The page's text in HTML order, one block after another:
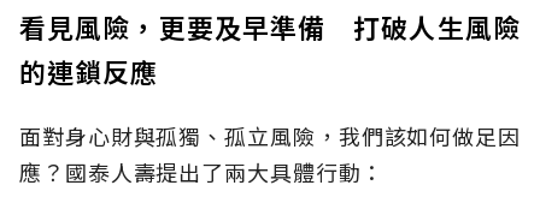
看見風險，更要及早準備 打破人生風險
的連鎖反應
面對身心財與孤獨、孤立風險，我們該如何做足因
應？國泰人壽提出了兩大具體行動：